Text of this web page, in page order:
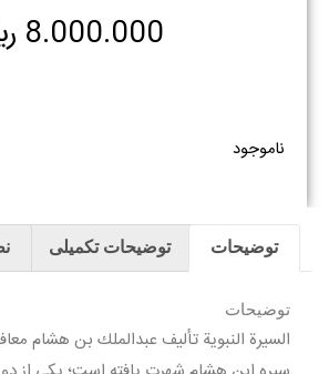
8.000.000
ناموجود
توضیحات توضیحات تکمیلی
توضیحات
السيرة النبوية تأليف عبدالملك بن هشام